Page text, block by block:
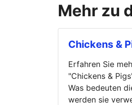
Mehr zu
Chickens &
Erfahren Sie
"Chickens &
Was bedeuten
werden sie